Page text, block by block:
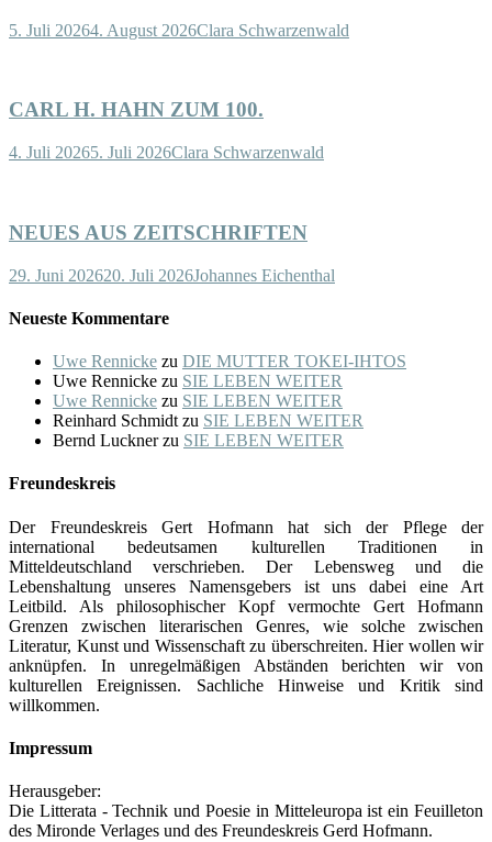
5. Juli 20264. August 2026Clara Schwarzenwald
CARL H. HAHN ZUM 100.
4. Juli 20265. Juli 2026Clara Schwarzenwald
NEUES AUS ZEITSCHRIFTEN
29. Juni 202620. Juli 2026Johannes Eichenthal
Neueste Kommentare
Uwe Rennicke zu DIE MUTTER TOKEI-IHTOS
Uwe Rennicke zu SIE LEBEN WEITER
Uwe Rennicke zu SIE LEBEN WEITER
Reinhard Schmidt zu SIE LEBEN WEITER
Bernd Lucknerzu SIE LEBEN WEITER
Freundeskreis
Der Freundeskreis Gert Hofmann hat sich der Pflege der
international bedeutsamen kulturellen Traditionen in
Mitteldeutschland verschrieben. Der Lebensweg und die
Lebenshaltung unseres Namensgebers ist uns dabei eine Art
Leitbild. Als philosophischer Kopf vermochte Gert Hofmann
Grenzen zwischen literarischen Genres, wie solche zwischen
Literatur, Kunst und Wissenschaft zu überschreiten. Hier wollen wir
anknüpfen. In unregelmäßigen Abständen berichten wir von
kulturellen Ereignissen. Sachliche Hinweise und Kritik sind
willkommen.
Impressum
Herausgeber:
Die Litterata - Technik und Poesie in Mitteleuropa ist ein Feuilleton
des Mironde Verlages und des Freundeskreis Gerd Hofmann.